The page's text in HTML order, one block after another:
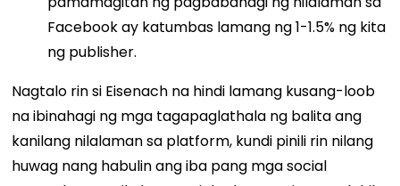
Facebook ay katumbas lamang ng 1-1.5% ng kita
ng publisher.
Nagtalo rin si Eisenach na hindi lamang kusang-loob
na ibinahagi ng mga tagapaglathala ng balita ang
kanilang nilalaman sa platform, kundi pinili rin nilang
huwag nang habulin ang iba pang mga social